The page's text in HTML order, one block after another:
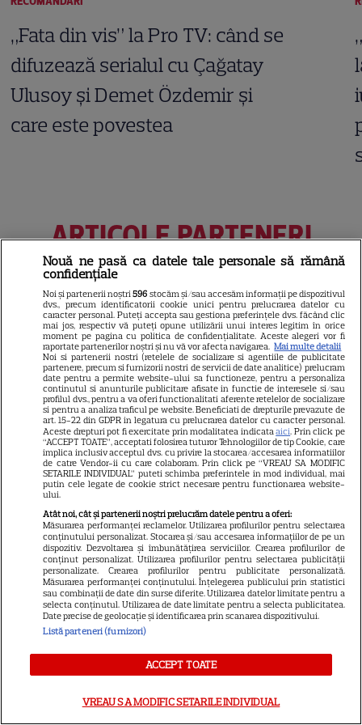
„Fata din vis” la Pro TV: când se
difuzează serialul cu Çağatay
Ulusoy și Demet Özdemir și
care este povestea
ARTICOLE PARTENERI
Rezultatele loto din 6 august
2026. Numerele câștigătoare
extrase joi
Horoscop 7 august 2026. Leii
au ocazia să-și testeze tăria de
caracter prin reconfigurarea
planurilor de viitor la care au
lucrat foarte mult
Vremea de mâine, 7 august
2026: peste jumătate de țară,
sub avertizări de caniculă și
afectate
Nouă ne pasă ca datele tale personale să rămână
confidențiale
Noi și partenerii noștri596 stocăm și/sau accesăm informații pe dispozitivul
dvs., precum identificatorii cookie unici pentru prelucrarea datelor cu
caracter personal. Puteți accepta sau gestiona preferințele dvs. făcând clic
mai jos, respectiv vă puteți opune utilizării unui interes legitim în orice
moment pe pagina cu politica de confidențialitate. Aceste alegeri vor fi
raportate partenerilor noștri și nu vă vor afecta navigarea. Mai multe detalii
Noi si partenerii nostri (retelele de socializare si agentiile de publicitate
partenere, precum si furnizorii nostri de servicii de date analitice) prelucram
date pentru a permite website-ului sa functioneze, pentru a personaliza
continutul si anunturile publicitare afisate in functie de interesele si/sau
profilul dvs., pentru a va oferi functionalitati aferente retelelor de socializare
si pentru a analiza traficul pe website. Beneficiati de drepturile prevazute de
art. 15-22 din GDPR in legatura cu prelucrarea datelor cu caracter personal.
Aceste drepturi pot fi exercitate prin modalitatea indicataaici. Prin click pe
“ACCEPT TOATE”, acceptati folosirea tuturor Tehnologiilor de tip Cookie, care
implica inclusiv acceptul dvs. cu privire la stocarea/accesarea informatiilor
de catre Vendor-ii cu care colaboram. Prin click pe “VREAU SA MODIFIC
SETARILE INDIVIDUAL” puteti schimba preferintele in mod individual, mai
putin cele legate de cookie strict necesare pentru functionarea website-
ului.
Atât noi, cât și partenerii noștri prelucrăm datele pentru a oferi:
Măsurarea performanței reclamelor. Utilizarea profilurilor pentru selectarea
conținutului personalizat. Stocarea și/sau accesarea informațiilor de pe un
dispozitiv. Dezvoltarea și îmbunătățirea serviciilor. Crearea profilurilor de
conținut personalizat. Utilizarea profilurilor pentru selectarea publicității
personalizate. Crearea profilurilor pentru publicitate personalizată.
Măsurarea performanței conținutului. Înțelegerea publicului prin statistici
sau combinații de date din surse diferite. Utilizarea datelor limitate pentru a
selecta conținutul. Utilizarea de date limitate pentru a selecta publicitatea.
Date precise de geolocație și identificarea prin scanarea dispozitivului.
Listă parteneri (furnizori)
ACCEPT TOATE
VREAU SA MODIFIC SETARILE INDIVIDUAL